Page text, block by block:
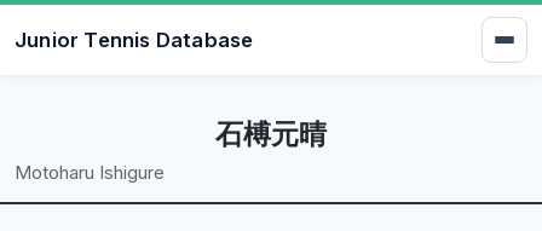
Junior Tennis Database
石榑元晴
Motoharu Ishigure